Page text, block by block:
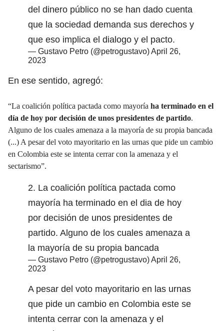
del dinero público no se han dado cuenta
que la sociedad demanda sus derechos y
que eso implica el dialogo y el pacto.
— Gustavo Petro (@petrogustavo)April 26,
2023
En ese sentido, agregó:
“La coalición política pactada como mayoría ha terminado en el
día de hoy por decisión de unos presidentes de partido.
Alguno de los cuales amenaza a la mayoría de su propia bancada
(...) A pesar del voto mayoritario en las urnas que pide un cambio
en Colombia este se intenta cerrar con la amenaza y el
sectarismo”.
2. La coalición política pactada como
mayoría ha terminado en el dia de hoy
por decisión de unos presidentes de
partido. Alguno de los cuales amenaza a
la mayoría de su propia bancada
— Gustavo Petro (@petrogustavo)April 26,
2023
A pesar del voto mayoritario en las urnas
que pide un cambio en Colombia este se
intenta cerrar con la amenaza y el